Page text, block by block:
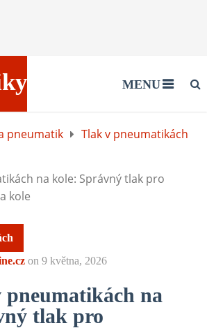
MENU
pneumatik Tlak v pneumatikách
na kole: Správný tlak pro
kole
on 9 května, 2026
na
tlak pro